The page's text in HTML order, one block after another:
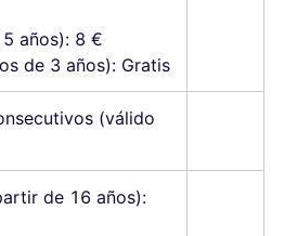
años): 8 €
de 3 años): Gratis
(válido
de 16 años):